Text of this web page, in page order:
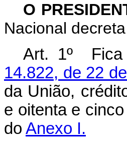
O
Nacional
Art. 1º
14.822, de 22
da União,
e oitenta e
do Anexo I.